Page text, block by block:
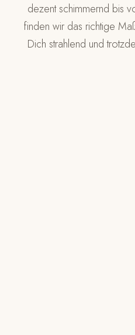
dezent schimmernd bis
finden wir das richtige
Dich strahlend und